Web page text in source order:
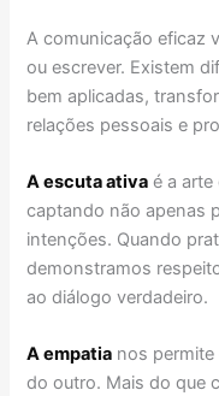
A comunicação eficaz
ou escrever. Existem
bem aplicadas,
relações pessoais e
A escuta ativa é a
captando não apenas
intenções. Quando
demonstramos
ao diálogo verdadeiro.
A empatia nos
do outro. Mais do que